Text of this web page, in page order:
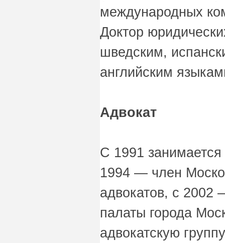
международных
Доктор
шведским,
английским
Адвокат
С 1991
1994 — член
адвокатов, с 2002
палаты города
адвокатскую